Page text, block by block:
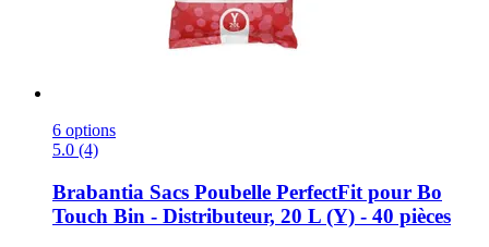
6 options
5.0 (4)
Brabantia Sacs Poubelle PerfectFit pour Bo
Touch Bin -​ Distributeur, 20 L (Y) -​ 40 pièces